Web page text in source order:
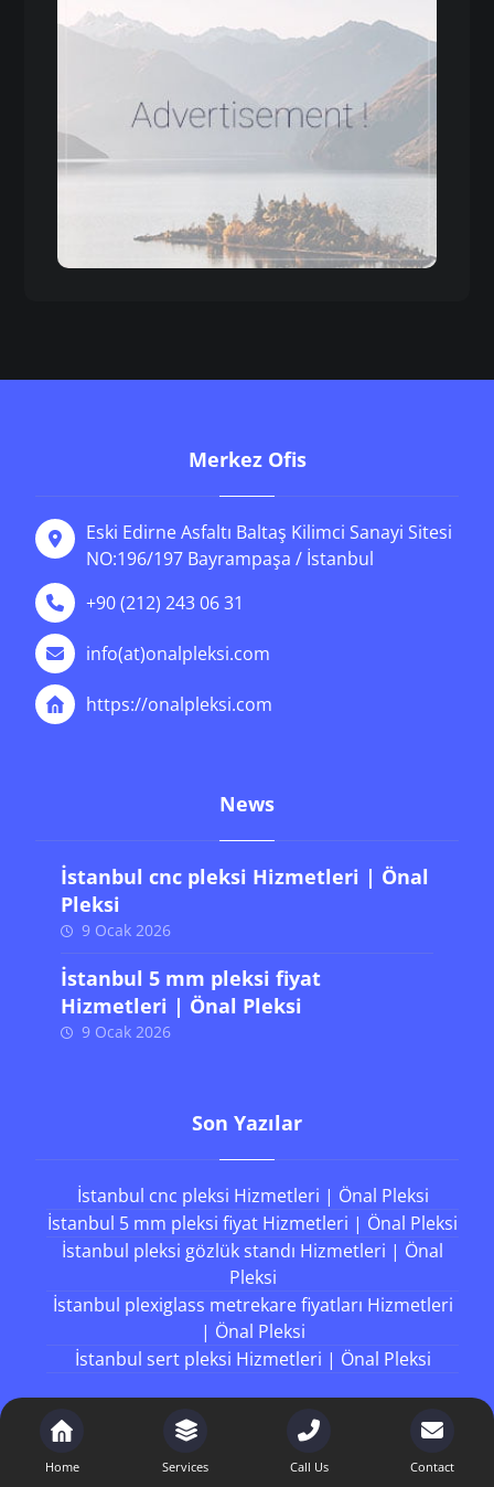
Merkez Ofis
Eski Edirne Asfaltı Baltaş Kilimci Sanayi Sitesi
NO:196/197 Bayrampaşa / İstanbul
+90 (212) 243 06 31
info(at)onalpleksi.com
https://onalpleksi.com
News
İstanbul cnc pleksi Hizmetleri | Önal
Pleksi
9 Ocak 2026
İstanbul 5 mm pleksi fiyat
Hizmetleri | Önal Pleksi
9 Ocak 2026
Son Yazılar
İstanbul cnc pleksi Hizmetleri | Önal Pleksi
İstanbul 5 mm pleksi fiyat Hizmetleri | Önal Pleksi
İstanbul pleksi gözlük standı Hizmetleri | Önal
Pleksi
İstanbul plexiglass metrekare fiyatları Hizmetleri
| Önal Pleksi
İstanbul sert pleksi Hizmetleri | Önal Pleksi
Working Hours
Home Services Call Us Contact